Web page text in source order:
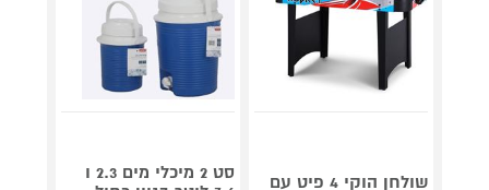
שולחן הוקי 4 פיט עם
סט 2 מיכלי מים 2.3 ו